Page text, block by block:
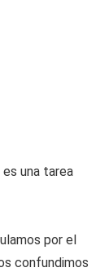
una tarea
por el
confundimos